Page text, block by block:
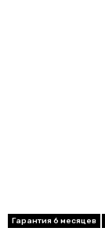
Гарантия 6 месяцев